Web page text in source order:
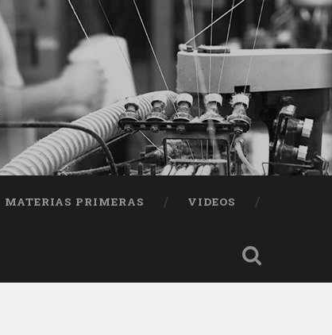
MATERIAS PRIMERAS VIDEOS